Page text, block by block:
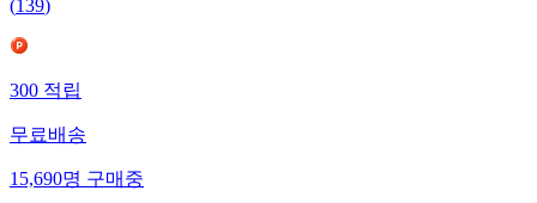
(139)
300적립
무료배송
15,690명구매중